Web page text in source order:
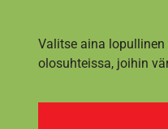
Valitse aina
olosuhteissa, joihin